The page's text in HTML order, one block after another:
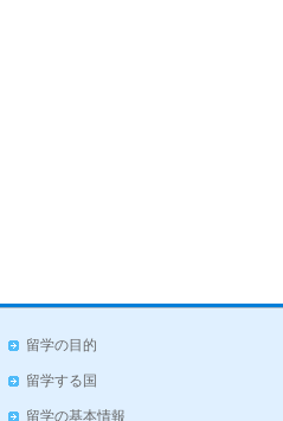
留学の目的
留学する国
留学の基本情報